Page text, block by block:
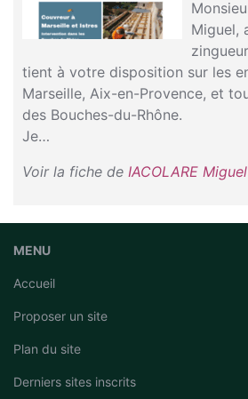
Miguel,
tient à votre disposition sur les
Marseille, Aix-en-Provence, et
des Bouches-du-Rhône.
Je…
Voir la fiche de IACOLARE
MENU
Accueil
Proposer un site
Plan du site
Derniers sites inscrits